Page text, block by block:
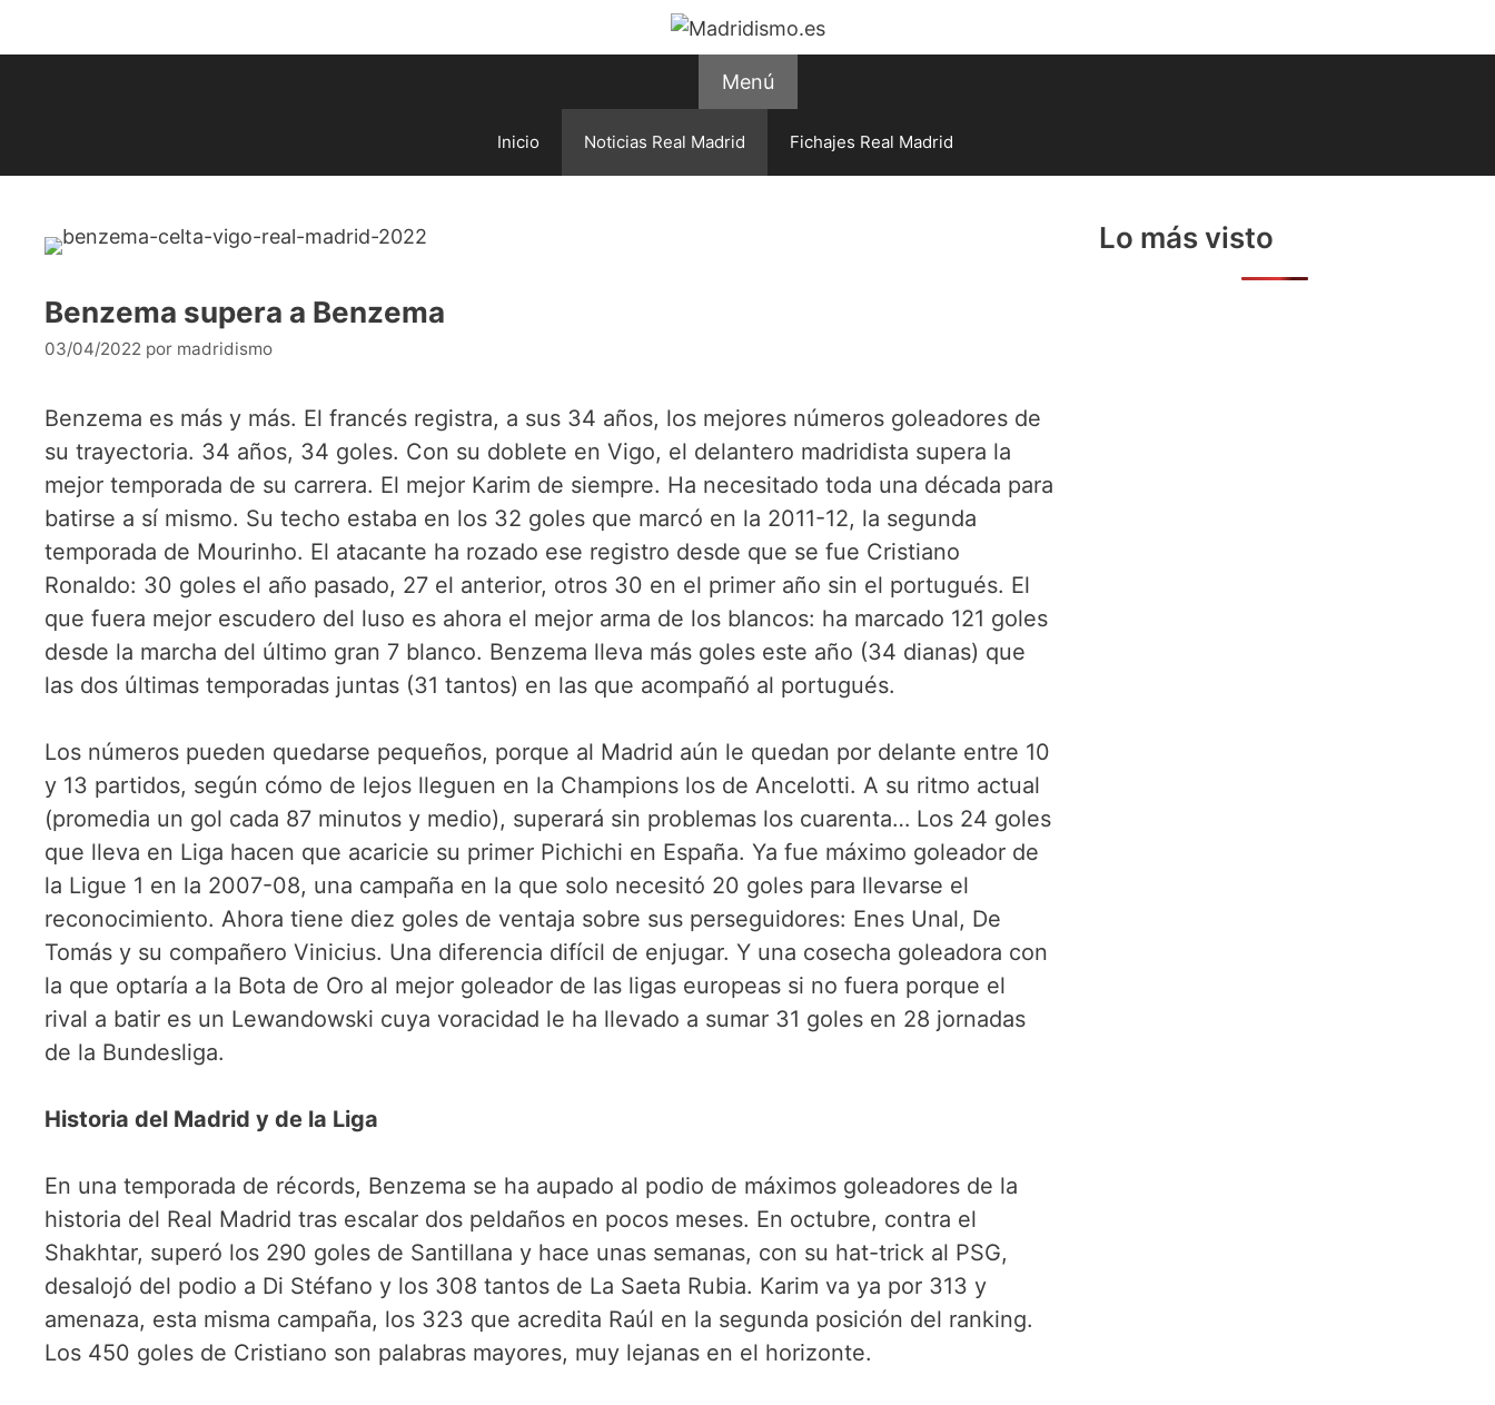
Menú
Inicio Noticias Real Madrid Fichajes Real Madrid
Benzema supera a Benzema
03/04/2022 por madridismo
Benzema es más y más. El francés registra, a sus 34 años, los mejores números goleadores de
su trayectoria. 34 años, 34 goles. Con su doblete en Vigo, el delantero madridista supera la
mejor temporada de su carrera. El mejor Karim de siempre. Ha necesitado toda una década para
batirse a sí mismo. Su techo estaba en los 32 goles que marcó en la 2011-12, la segunda
temporada de Mourinho. El atacante ha rozado ese registro desde que se fue Cristiano
Ronaldo: 30 goles el año pasado, 27 el anterior, otros 30 en el primer año sin el portugués. El
que fuera mejor escudero del luso es ahora el mejor arma de los blancos: ha marcado 121 goles
desde la marcha del último gran 7 blanco. Benzema lleva más goles este año (34 dianas) que
las dos últimas temporadas juntas (31 tantos) en las que acompañó al portugués.
Los números pueden quedarse pequeños, porque al Madrid aún le quedan por delante entre 10
y 13 partidos, según cómo de lejos lleguen en la Champions los de Ancelotti. A su ritmo actual
(promedia un gol cada 87 minutos y medio), superará sin problemas los cuarenta… Los 24 goles
que lleva en Liga hacen que acaricie su primer Pichichi en España. Ya fue máximo goleador de
la Ligue 1 en la 2007-08, una campaña en la que solo necesitó 20 goles para llevarse el
reconocimiento. Ahora tiene diez goles de ventaja sobre sus perseguidores: Enes Unal, De
Tomás y su compañero Vinicius. Una diferencia difícil de enjugar. Y una cosecha goleadora con
la que optaría a la Bota de Oro al mejor goleador de las ligas europeas si no fuera porque el
rival a batir es un Lewandowski cuya voracidad le ha llevado a sumar 31 goles en 28 jornadas
de la Bundesliga.
Historia del Madrid y de la Liga
En una temporada de récords, Benzema se ha aupado al podio de máximos goleadores de la
historia del Real Madrid tras escalar dos peldaños en pocos meses. En octubre, contra el
Shakhtar, superó los 290 goles de Santillana y hace unas semanas, con su hat-trick al PSG,
desalojó del podio a Di Stéfano y los 308 tantos de La Saeta Rubia. Karim va ya por 313 y
amenaza, esta misma campaña, los 323 que acredita Raúl en la segunda posición del ranking.
Los 450 goles de Cristiano son palabras mayores, muy lejanas en el horizonte.
Lo más visto